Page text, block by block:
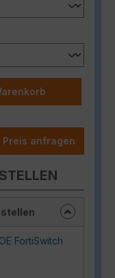
anfragen
FortiSwitch